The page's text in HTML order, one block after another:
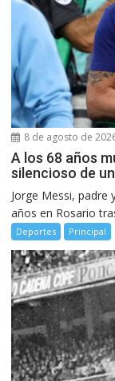
8 de agosto de
A los 68 años
silencioso de
Jorge Messi, padre
años en Rosario
Deportes Principal